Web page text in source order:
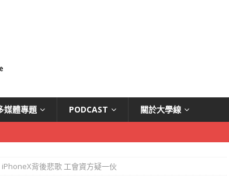
媒體專題 PODCAST 關於大學線
iPhoneX背後悲歌 工會資方疑一伙